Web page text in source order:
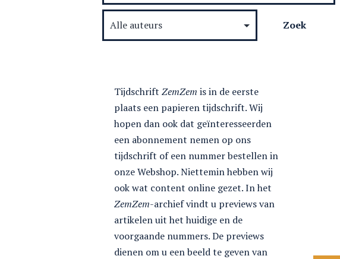
Tijdschrift ZemZem is in de eerste
plaats een papieren tijdschrift. Wij
hopen dan ook dat geïnteresseerden
een abonnement nemen op ons
tijdschrift of een nummer bestellen in
onze Webshop. Niettemin hebben wij
ook wat content online gezet. In het
ZemZem-archief vindt u previews van
artikelen uit het huidige en de
voorgaande nummers. De previews
dienen om u een beeld te geven van